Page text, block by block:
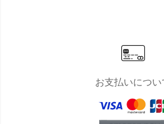
お支払いについ